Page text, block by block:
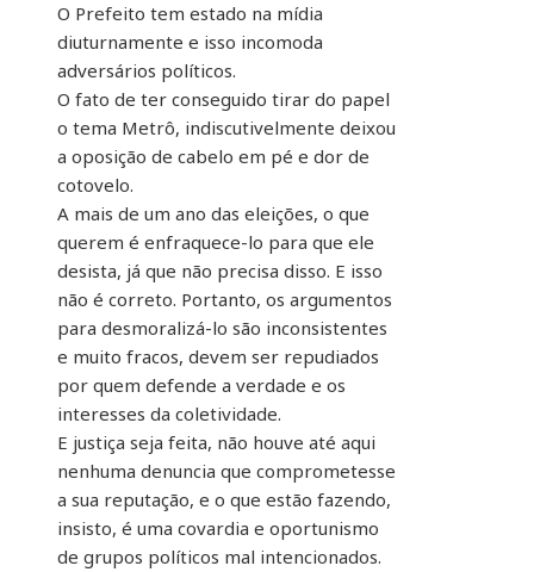
O Prefeito tem estado na mídia
diuturnamente e isso incomoda
adversários políticos.
O fato de ter conseguido tirar do papel
o tema Metrô, indiscutivelmente deixou
a oposição de cabelo em pé e dor de
cotovelo.
A mais de um ano das eleições, o que
querem é enfraquece-lo para que ele
desista, já que não precisa disso. E isso
não é correto. Portanto, os argumentos
para desmoralizá-lo são inconsistentes
e muito fracos, devem ser repudiados
por quem defende a verdade e os
interesses da coletividade.
E justiça seja feita, não houve até aqui
nenhuma denuncia que comprometesse
a sua reputação, e o que estão fazendo,
insisto, é uma covardia e oportunismo
de grupos políticos mal intencionados.